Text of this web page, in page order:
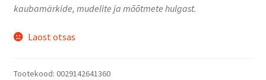
kaubamärkide, mudelite ja mõõtmete hulgast.
Laost otsas
Tootekood: 0029142641360